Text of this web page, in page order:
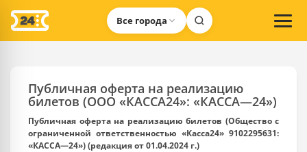
Все города
Публичная оферта на реализацию
билетов (ООО «КАССА24»: «КАССА—24»)
Публичная оферта на реализацию билетов (Общество с
ограниченной ответственностью «Касса24» 9102295631:
«КАССА—24») (редакция от 01.04.2024 г.)